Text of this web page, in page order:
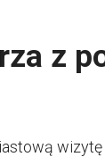
z
wizytę